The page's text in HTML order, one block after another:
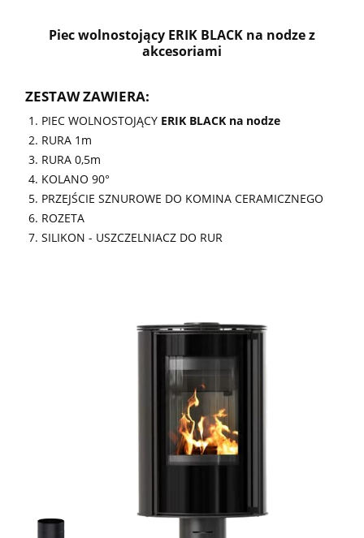
Piec wolnostojący ERIK BLACK na nodze z
akcesoriami
ZESTAW ZAWIERA:
PIEC WOLNOSTOJĄCY ERIK BLACK na nodze
RURA 1m
RURA 0,5m
KOLANO 90°
PRZEJŚCIE SZNUROWE DO KOMINA CERAMICZNEGO
ROZETA
SILIKON - USZCZELNIACZ DO RUR